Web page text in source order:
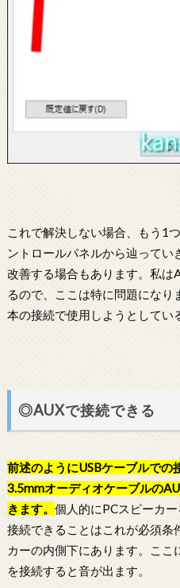
これで解決しない場合、もう1
ントロールパネルから辿って
改善する場合もあります。私は
るので、ここは特に問題になり
本の接続で使用しようとしてい
◎AUXで接続できる
前述のようにUSBケーブルでの
3.5mmオーディオケーブルの
きます。 個人的にPCスピーカ
接続できることはこれが必須条
カーの内側下にあります。こ
を接続すると音が出ます。